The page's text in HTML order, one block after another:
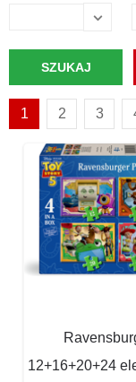
1 2 3
12+16+20+24